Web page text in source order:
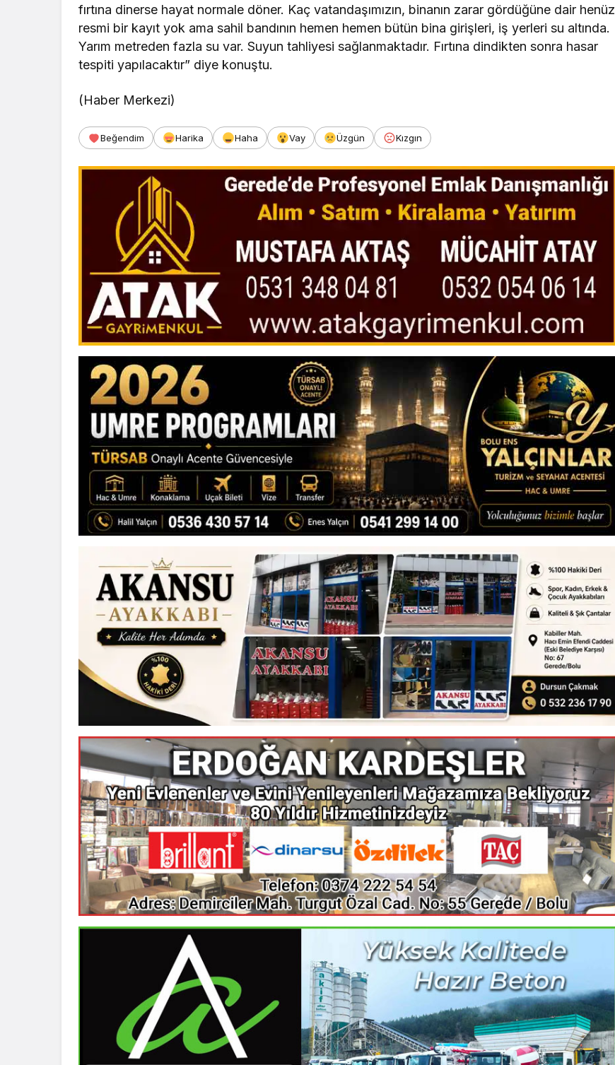
fırtına dinerse hayat normale döner. Kaç vatandaşımızın, binanın zarar gördüğüne dair henüz
resmi bir kayıt yok ama sahil bandının hemen hemen bütün bina girişleri, iş yerleri su altında.
Yarım metreden fazla su var. Suyun tahliyesi sağlanmaktadır. Fırtına dindikten sonra hasar
tespiti yapılacaktır” diye konuştu.
(Haber Merkezi)
Beğendim Harika Haha Vay Üzgün Kızgın